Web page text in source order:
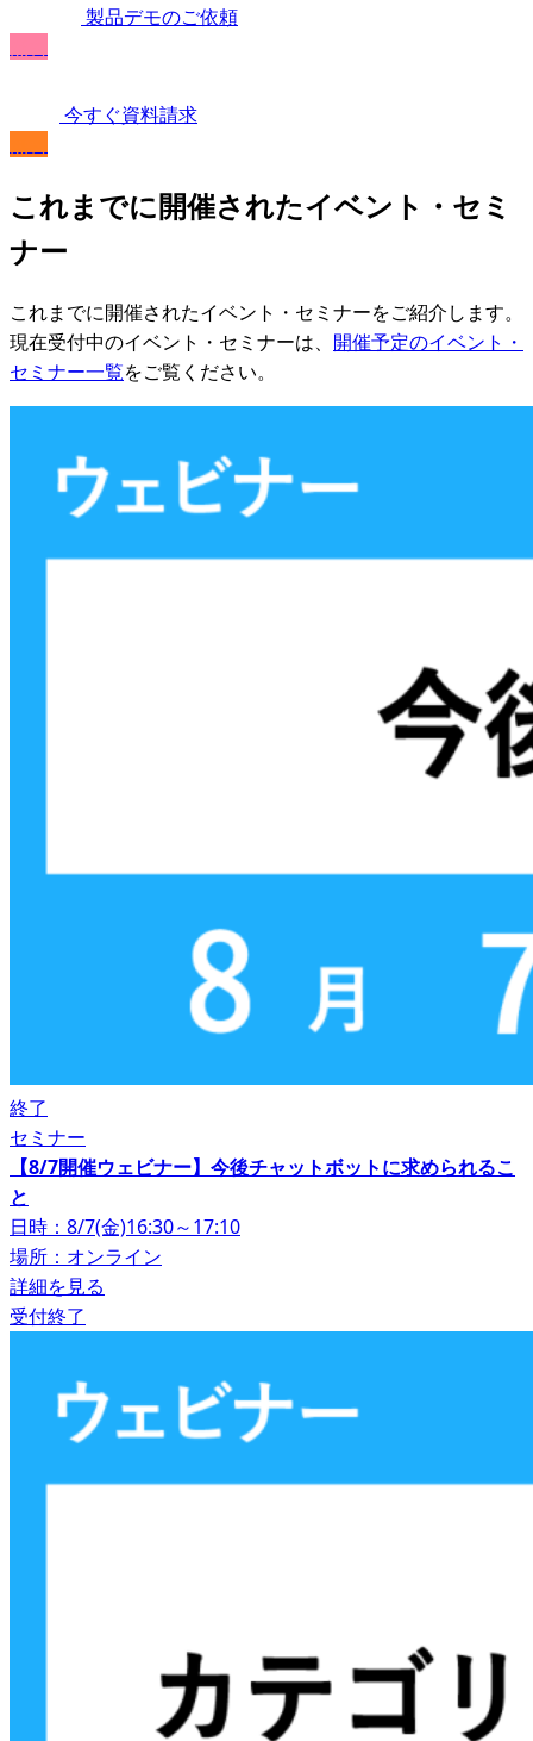
製品デモのご依頼
今すぐ資料請求
これまでに開催されたイベント・セミ
ナー
これまでに開催されたイベント・セミナーをご紹介します。
現在受付中のイベント・セミナーは、 開催予定のイベント・
セミナー一覧をご覧ください。
終了
セミナー
【8/7開催ウェビナー】今後チャットボットに求められるこ
と
日時：8/7(金)16:30～17:10
場所：オンライン
詳細を見る
受付終了